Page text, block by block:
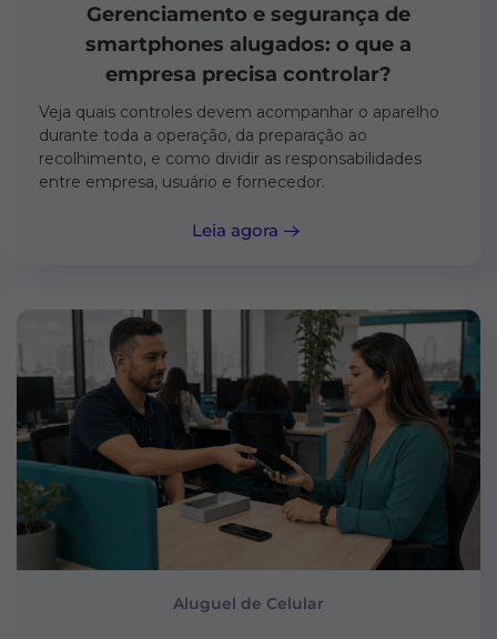
Gerenciamento e segurança de
smartphones alugados: o que a
empresa precisa controlar?
Veja quais controles devem acompanhar o aparelho
durante toda a operação, da preparação ao
recolhimento, e como dividir as responsabilidades
entre empresa, usuário e fornecedor.
Leia agora
Aluguel de Celular